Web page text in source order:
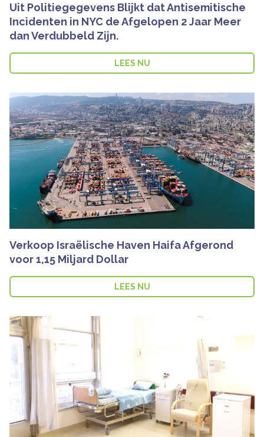
Uit Politiegegevens Blijkt dat Antisemitische
Incidenten in NYC de Afgelopen 2 Jaar Meer
dan Verdubbeld Zijn.
LEES NU
Verkoop Israëlische Haven Haifa Afgerond
voor 1,15 Miljard Dollar
LEES NU